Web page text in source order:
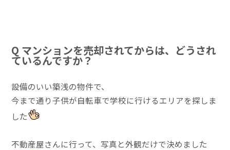
Q マンションを売却されてからは、どうされ
ているんですか？
設備のいい築浅の物件で、
今まで通り子供が自転車で学校に行けるエリアを探しま
した
不動産屋さんに行って、写真と外観だけで決めました